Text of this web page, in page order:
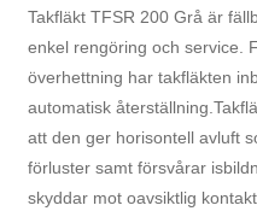
Takfläkt TFSR 200 Grå är
enkel rengöring och service.
överhettning har takfläkten
automatisk
att den ger horisontell avluft
förluster samt försvårar
skyddar mot oavsiktlig